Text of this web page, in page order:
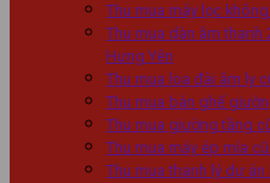
Thu mua máy lọc
Thu mua dàn âm thanh
Hưng Yên
Thu mua loa đài âm ly
Thu mua bàn ghế
Thu mua giường tầng
Thu mua máy ép mía
Thu mua thanh lý dự án